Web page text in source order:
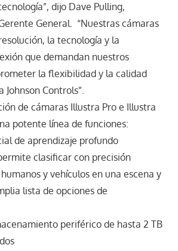
dijo Dave Pulling,
General. “Nuestras cámaras
la tecnología y la
que demandan nuestros
la flexibilidad y la calidad
Johnson Controls”.
de cámaras Illustra Pro e Illustra
potente línea de funciones:
de aprendizaje profundo
clasificar con precisión
y vehículos en una escena y
lista de opciones de
periférico de hasta 2 TB